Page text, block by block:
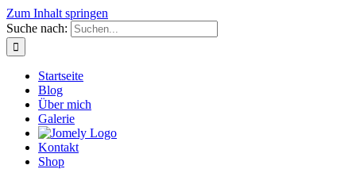
Zum Inhalt springen
Suche nach:
Startseite
Blog
Über mich
Galerie
Kontakt
Shop